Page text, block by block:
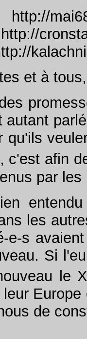
http://
http://
et à tous,
autant
qu'ils
c'est afin
par
les
e-s
Si
le
de